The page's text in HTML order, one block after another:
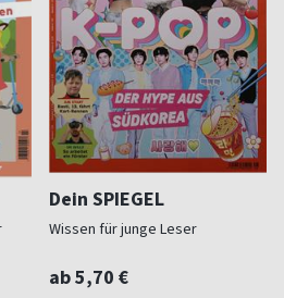
Dein SPIEGEL
Wissen für junge Leser
ab 5,70 €